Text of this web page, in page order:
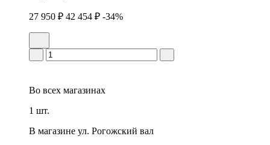
27 950 ₽ 42 454 ₽ -34%
Во всех магазинах
1 шт.
В магазине ул. Рогожский вал